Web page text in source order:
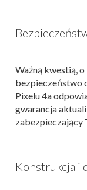
Ważną kwestią,
bezpieczeństwo
Pixelu 4a
gwarancja
zabezpieczający
Konstrukcja i